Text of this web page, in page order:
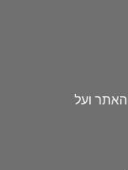
האתר ועל